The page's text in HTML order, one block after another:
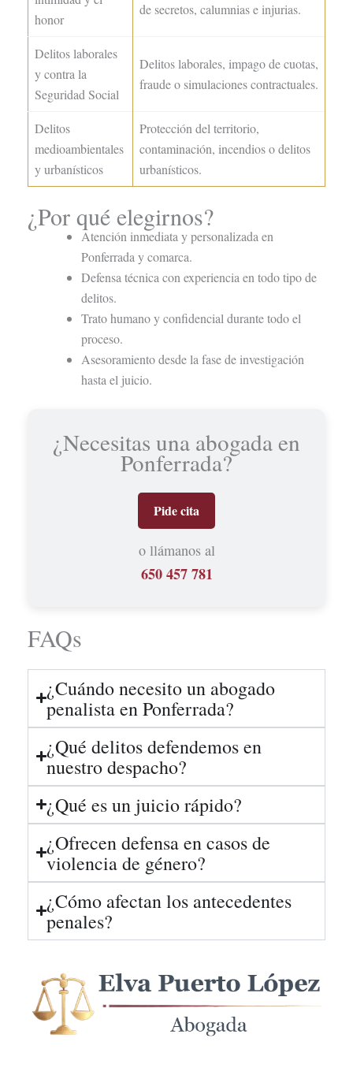
honor
de secretos, calumnias e injurias.
Delitos laborales
y contra la
Seguridad Social
Delitos laborales, impago de cuotas,
fraude o simulaciones contractuales.
Delitos
medioambientales
y urbanísticos
Protección del territorio,
contaminación, incendios o delitos
urbanísticos.
¿Por qué elegirnos?
Atención inmediata y personalizada en
Ponferrada y comarca.
Defensa técnica con experiencia en todo tipo de
delitos.
Trato humano y confidencial durante todo el
proceso.
Asesoramiento desde la fase de investigación
hasta el juicio.
¿Necesitas una abogada en
Ponferrada?
Pide cita
o llámanos al
650 457 781
FAQs
¿Cuándo necesito un abogado
penalista en Ponferrada?
¿Qué delitos defendemos en
nuestro despacho?
¿Qué es un juicio rápido?
¿Ofrecen defensa en casos de
violencia de género?
¿Cómo afectan los antecedentes
penales?